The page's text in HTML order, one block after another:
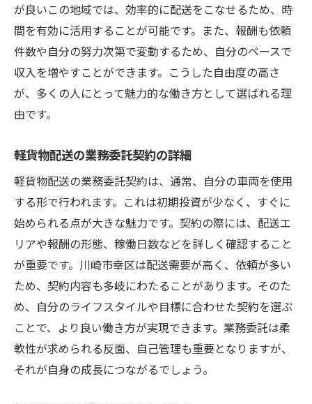
が良いこの地域では、効率的に配送をこなせるため、時
間を有効に活用することが可能です。また、報酬も依頼
件数や自分の努力次第で変動するため、自分のペースで
収入を増やすことができます。こうした自由度の高さ
が、多くの人にとって魅力的な働き方として選ばれる理
由です。
軽貨物配送の業務委託契約の詳細
軽貨物配送の業務委託契約は、通常、自分の車両を使用
する形で行われます。これは初期投資が少なく、すぐに
始められる点が大きな魅力です。契約の際には、配送エ
リアや報酬の形態、稼働日数などを詳しく確認すること
が重要です。川崎市幸区は配送需要が高く、依頼が多い
ため、契約内容も多岐にわたることがあります。そのた
め、自分のライフスタイルや目標に合わせた契約を選ぶ
ことで、より良い働き方が実現できます。業務委託は柔
軟性が求められる反面、自己管理も重要となりますが、
それが自身の成長につながるでしょう。